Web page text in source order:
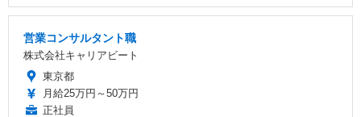
営業コンサルタント職
株式会社キャリアビート
東京都
月給25万円～50万円
正社員